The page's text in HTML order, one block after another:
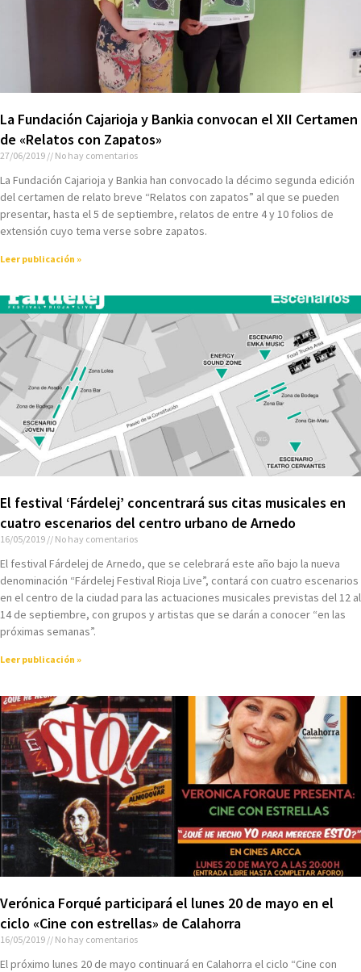
La Fundación Cajarioja y Bankia convocan el XII Certamen
de «Relatos con Zapatos»
27/06/2019 No hay comentarios
La Fundación Cajarioja y Bankia han convocado la décimo segunda edición
del certamen de relato breve “Relatos con zapatos” al que se pueden
presentar, hasta el 5 de septiembre, relatos de entre 4 y 10 folios de
extensión cuyo tema verse sobre zapatos.
Leer publicación »
El festival ‘Fárdelej’ concentrará sus citas musicales en
cuatro escenarios del centro urbano de Arnedo
16/05/2019 No hay comentarios
El festival Fárdelej de Arnedo, que se celebrará este año bajo la nueva
denominación “Fárdelej Festival Rioja Live”, contará con cuatro escenarios
en el centro de la ciudad para las actuaciones musicales previstas del 12 al
14 de septiembre, con grupos y artistas que se darán a conocer “en las
próximas semanas”.
Leer publicación »
Verónica Forqué participará el lunes 20 de mayo en el
ciclo «Cine con estrellas» de Calahorra
16/05/2019 No hay comentarios
El próximo lunes 20 de mayo continuará en Calahorra el ciclo “Cine con